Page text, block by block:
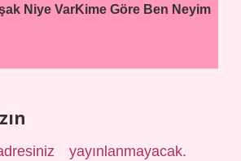
Niye VarKime Göre Ben Neyim
yayınlanmayacak.